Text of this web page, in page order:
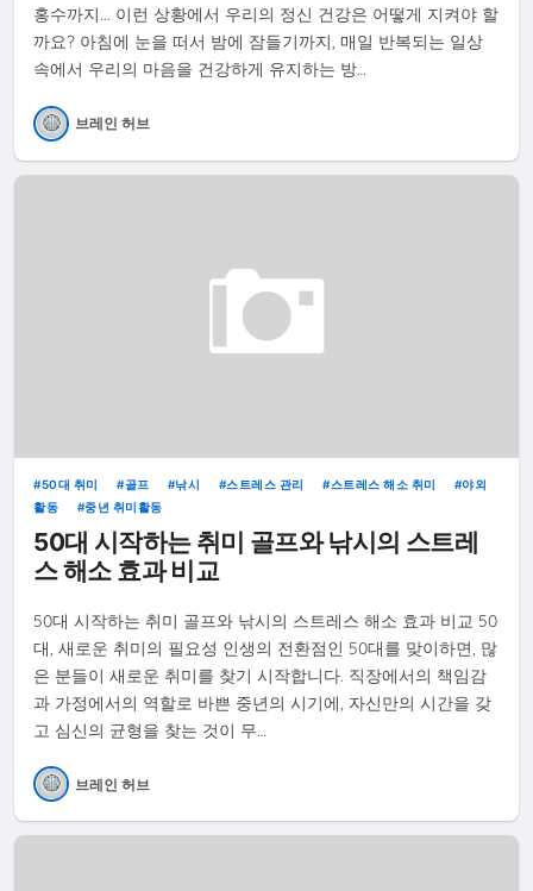
홍수까지... 이런 상황에서 우리의 정신 건강은 어떻게 지켜야 할
까요? 아침에 눈을 떠서 밤에 잠들기까지, 매일 반복되는 일상
속에서 우리의 마음을 건강하게 유지하는 방…
브레인 허브
50대 취미 골프 낚시 스트레스 관리 스트레스 해소 취미
야외
활동
중년 취미활동
50대 시작하는 취미 골프와 낚시의 스트레
스 해소 효과 비교
50대 시작하는 취미 골프와 낚시의 스트레스 해소 효과 비교 50
대, 새로운 취미의 필요성 인생의 전환점인 50대를 맞이하면, 많
은 분들이 새로운 취미를 찾기 시작합니다. 직장에서의 책임감
과 가정에서의 역할로 바쁜 중년의 시기에, 자신만의 시간을 갖
고 심신의 균형을 찾는 것이 무…
브레인 허브